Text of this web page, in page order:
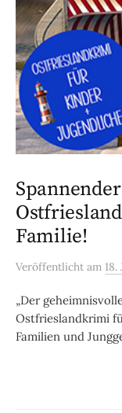
Familie!
Veröffentlicht am 18.
„Der
Ostfrieslandkrimi
Familien und